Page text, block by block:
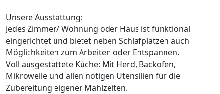
Unsere Ausstattung:
Jedes Zimmer/ Wohnung oder Haus ist funktional
eingerichtet und bietet neben Schlafplätzen auch
Möglichkeiten zum Arbeiten oder Entspannen.
Voll ausgestattete Küche: Mit Herd, Backofen,
Mikrowelle und allen nötigen Utensilien für die
Zubereitung eigener Mahlzeiten.